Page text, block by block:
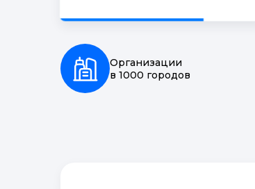
Организации
в 1000 городов